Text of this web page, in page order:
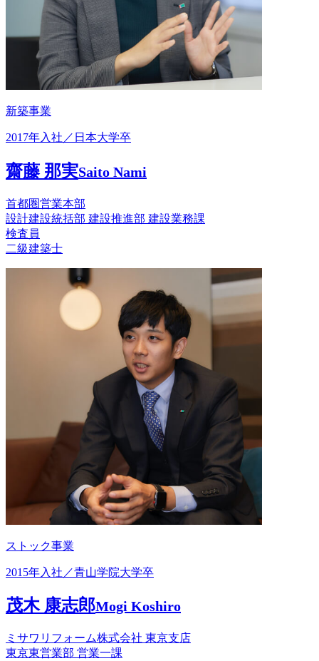
新築事業
2017年入社／日本大学卒
齋藤 那実Saito Nami
首都圏営業本部
設計建設統括部 建設推進部 建設業務課
検査員
二級建築士
ストック事業
2015年入社／青山学院大学卒
茂木 康志郎Mogi Koshiro
ミサワリフォーム株式会社 東京支店
東京東営業部 営業一課